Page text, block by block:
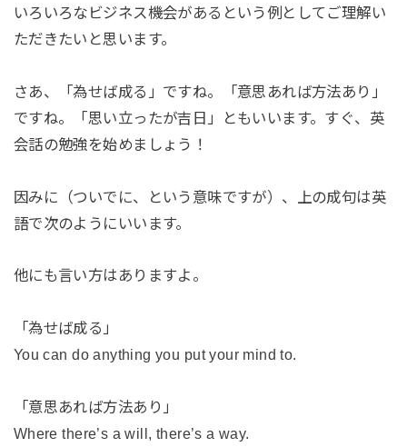
いろいろなビジネス機会があるという例としてご理解い
ただきたいと思います。
さあ、「為せば成る」ですね。「意思あれば方法あり」
ですね。「思い立ったが吉日」ともいいます。すぐ、英
会話の勉強を始めましょう！
因みに（ついでに、という意味ですが）、上の成句は英
語で次のようにいいます。
他にも言い方はありますよ。
「為せば成る」
You can do anything you put your mind to.
「意思あれば方法あり」
Where there’s a will, there’s a way.